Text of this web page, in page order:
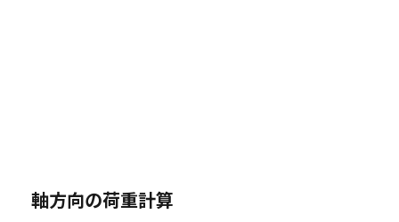
軸方向の荷重計算